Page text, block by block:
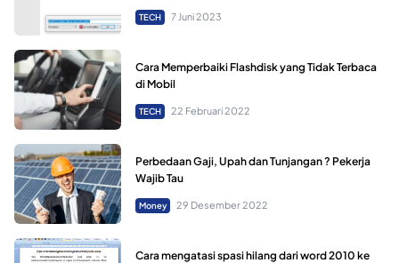
TECH 7 Juni 2023
Cara Memperbaiki Flashdisk yang Tidak Terbaca
di Mobil
TECH 22 Februari 2022
Perbedaan Gaji, Upah dan Tunjangan ? Pekerja
Wajib Tau
Money 29 Desember 2022
Cara mengatasi spasi hilang dari word 2010 ke